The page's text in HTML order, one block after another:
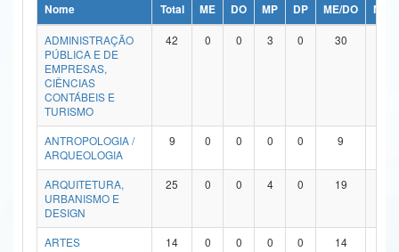
Ministério da Ciência, Tecnologia, Inovações e Comunicações
Ministério do Meio Ambiente
Ministério do Turismo
Ministério do Desenvolvimento Regional
Controladoria-Geral da União
Ministério da Mulher, da Família e dos Direitos Humanos
Nome Total ME DO MP DP ME/DO
MP/
ADMINISTRAÇÃO
PÚBLICA E DE
EMPRESAS,
CIÊNCIAS
CONTÁBEIS E
TURISMO
42 0 0 3 0 30
ANTROPOLOGIA /
ARQUEOLOGIA
9 0 0 0 0 9
ARQUITETURA,
URBANISMO E
DESIGN
25 0 0 4 0 19
ARTES 14 0 0 0 0 14